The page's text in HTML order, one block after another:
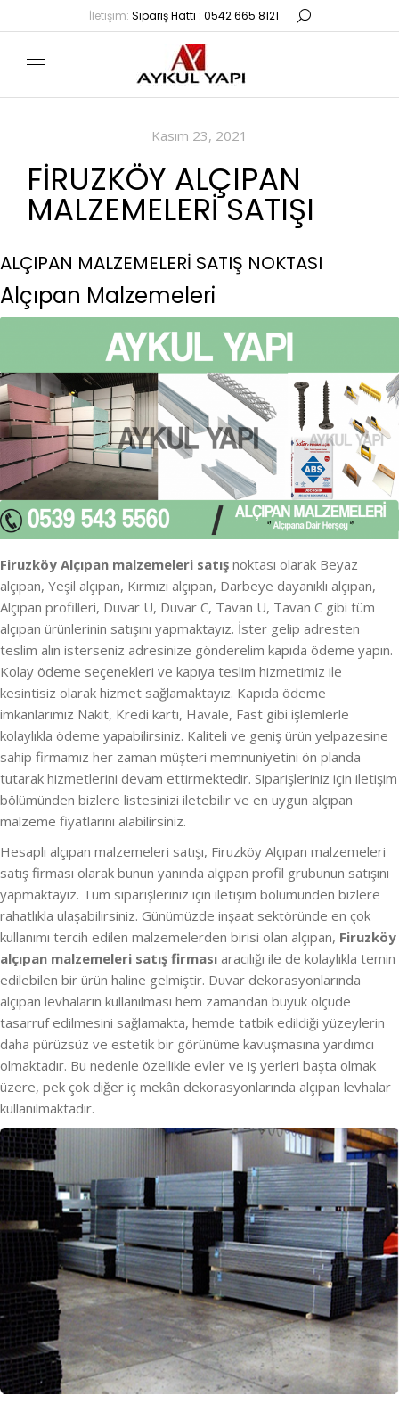
İletişim: Sipariş Hattı : 0542 665 8121
Kasım 23, 2021
FIRUZKÖY ALÇIPAN
MALZEMELERI SATIŞI
ALÇIPAN MALZEMELERİ SATIŞ NOKTASI
Alçıpan Malzemeleri
Firuzköy Alçıpan malzemeleri satış noktası olarak Beyaz
alçıpan, Yeşil alçıpan, Kırmızı alçıpan, Darbeye dayanıklı alçıpan,
Alçıpan profilleri, Duvar U, Duvar C, Tavan U, Tavan C gibi tüm
alçıpan ürünlerinin satışını yapmaktayız. İster gelip adresten
teslim alın isterseniz adresinize gönderelim kapıda ödeme yapın.
Kolay ödeme seçenekleri ve kapıya teslim hizmetimiz ile
kesintisiz olarak hizmet sağlamaktayız. Kapıda ödeme
imkanlarımız Nakit, Kredi kartı, Havale, Fast gibi işlemlerle
kolaylıkla ödeme yapabilirsiniz. Kaliteli ve geniş ürün yelpazesine
sahip firmamız her zaman müşteri memnuniyetini ön planda
tutarak hizmetlerini devam ettirmektedir. Siparişleriniz için iletişim
bölümünden bizlere listesinizi iletebilir ve en uygun alçıpan
malzeme fiyatlarını alabilirsiniz.
Hesaplı alçıpan malzemeleri satışı, Firuzköy Alçıpan malzemeleri
satış firması olarak bunun yanında alçıpan profil grubunun satışını
yapmaktayız. Tüm siparişleriniz için iletişim bölümünden bizlere
rahatlıkla ulaşabilirsiniz. Günümüzde inşaat sektöründe en çok
kullanımı tercih edilen malzemelerden birisi olan alçıpan, Firuzköy
alçıpan malzemeleri satış firması aracılığı ile de kolaylıkla temin
edilebilen bir ürün haline gelmiştir. Duvar dekorasyonlarında
alçıpan levhaların kullanılması hem zamandan büyük ölçüde
tasarruf edilmesini sağlamakta, hemde tatbik edildiği yüzeylerin
daha pürüzsüz ve estetik bir görünüme kavuşmasına yardımcı
olmaktadır. Bu nedenle özellikle evler ve iş yerleri başta olmak
üzere, pek çok diğer iç mekân dekorasyonlarında alçıpan levhalar
kullanılmaktadır.